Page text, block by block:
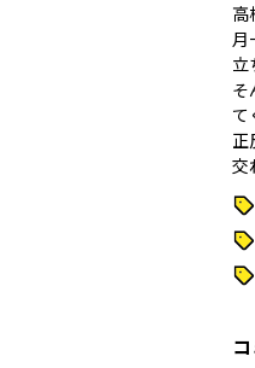
高
月
立
そ
て
正
交
タグ
タグ
タグ